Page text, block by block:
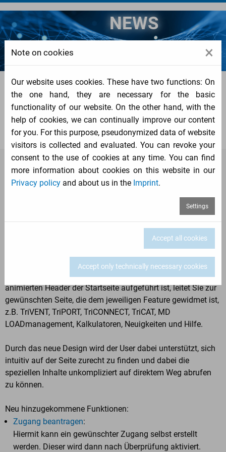
Note on cookies ×
Our website uses cookies. These have two functions: On
the one hand, they are necessary for the basic
functionality of our website. On the other hand, with the
help of cookies, we can continually improve our content
for you. For this purpose, pseudonymized data of website
visitors is collected and evaluated. You can revoke your
consent to the use of cookies at any time. You can find
more information about cookies on this website in our
Privacy policyand about us in the Imprint.
Settings
Accept all cookies
Accept only technically necessary cookies
NEWS
News
News and informations about TriVIEW
today2020/06/26
NEUES SCREENDESIGN FÜR TRIVIEW
Das neue Web-Layout für die Anwendung verfügt über ein
leicht verständliches Navigationsmenü, individuell
entwickelte Icons sowie den Bereich „Neuigkeiten“ und
verleiht TriVIEW ein insgesamt modernes Aussehen, ohne
Jeder Menüpunkt, der sowohl in der Navigation als auch im
animierten Header der Startseite aufgeführt ist, leitet Sie zur
gewünschten Seite, die dem jeweiligen Feature gewidmet ist,
z.B. TriVENT, TriPORT, TriCONNECT, TriCAT, MD
LOADmanagement, Kalkulatoren, Neuigkeiten und Hilfe.
Durch das neue Design wird der User dabei unterstützt, sich
intuitiv auf der Seite zurecht zu finden und dabei die
speziellen Inhalte unkompliziert auf direktem Weg abrufen
zu können.
Neu hinzugekommene Funktionen:
Zugang beantragen:
Hiermit kann ein gewünschter Zugang selbst erstellt
werden. Dieser wird dann nach Überprüfung aktiviert.